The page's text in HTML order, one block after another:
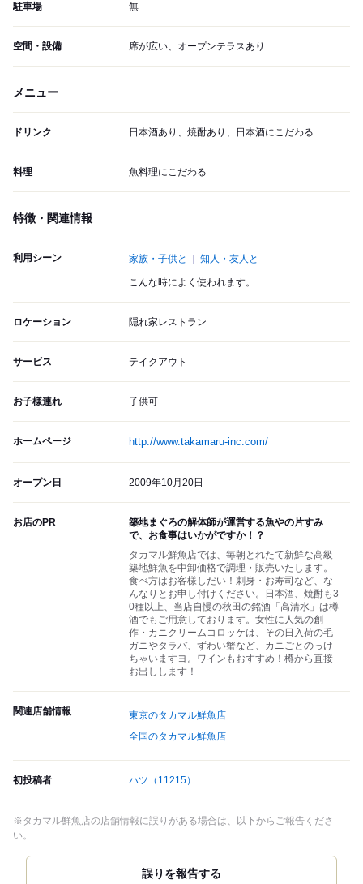
駐車場 無
空間・設備 席が広い、オープンテラスあり
メニュー
ドリンク 日本酒あり、焼酎あり、日本酒にこだわる
料理 魚料理にこだわる
特徴・関連情報
利用シーン 家族・子供と 知人・友人と
こんな時によく使われます。
ロケーション 隠れ家レストラン
サービス テイクアウト
お子様連れ 子供可
ホームページ http://www.takamaru-inc.com/
オープン日 2009年10月20日
お店のPR
築地まぐろの解体師が運営する魚やの片すみ
で、お食事はいかがですか！？
タカマル鮮魚店では、毎朝とれたて新鮮な高級
築地鮮魚を中卸価格で調理・販売いたします。
食べ方はお客様しだい！刺身・お寿司など、な
んなりとお申し付けください。日本酒、焼酎も3
0種以上、当店自慢の秋田の銘酒「高清水」は樽
酒でもご用意しております。女性に人気の創
作・カニクリームコロッケは、その日入荷の毛
ガニやタラバ、ずわい蟹など、カニごとのっけ
ちゃいますヨ。ワインもおすすめ！樽から直接
お出しします！
関連店舗情報
東京のタカマル鮮魚店
全国のタカマル鮮魚店
初投稿者 ハツ （11215）
※タカマル鮮魚店の店舗情報に誤りがある場合は、以下からご報告くださ
い。
誤りを報告する